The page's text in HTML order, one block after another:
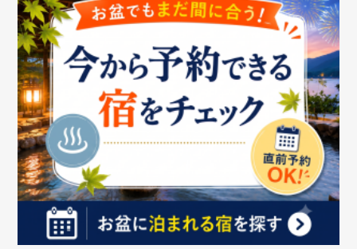
ご利用中の方
お問い合わせ消費税の表示 ウェブアクセシビリティの取り組み
個人情報保護ポリシープライバシーポータル
Cookieポリシー
特定商取引法に基づく表記情報セキュリティ基本方針
商標についてBIGLOBEトップ
Copyright ©BIGLOBE Inc. 2026.All rights reserved.